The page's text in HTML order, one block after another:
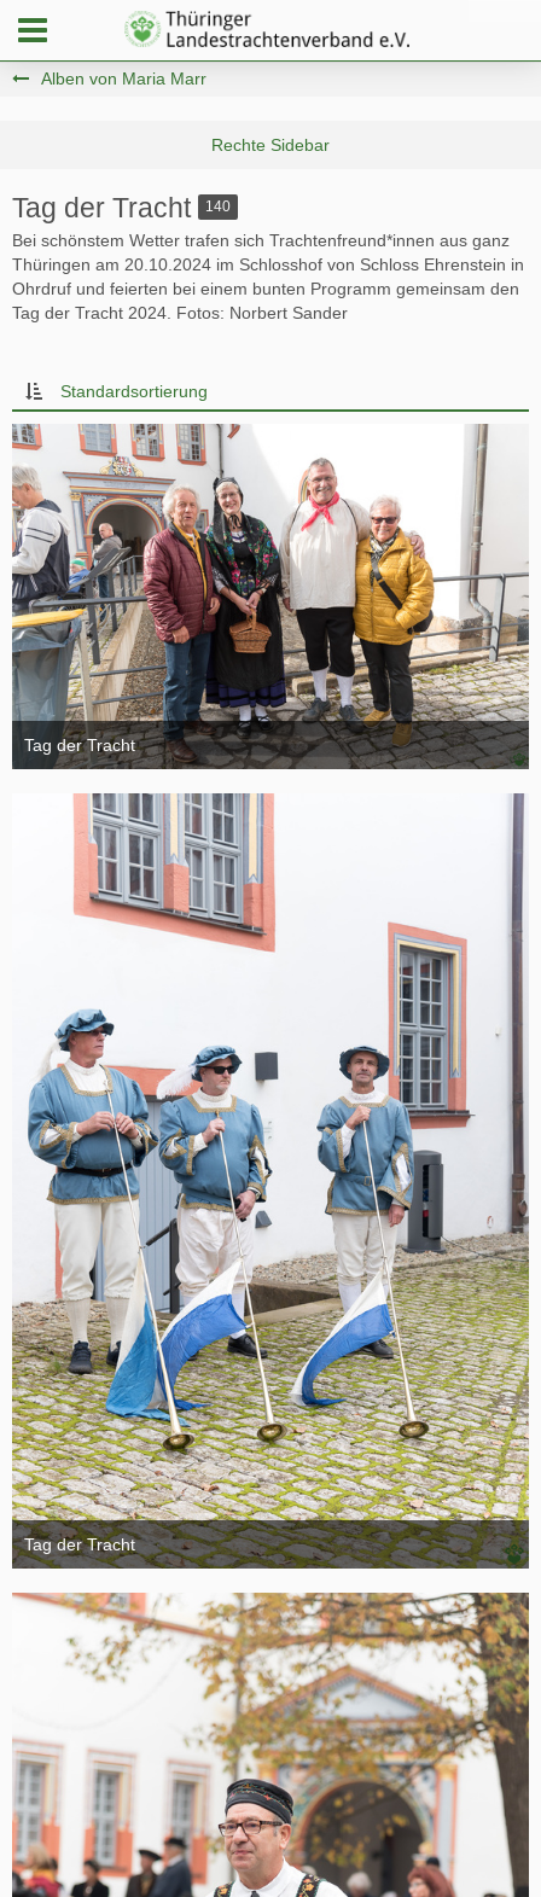
Alben von Maria Marr
Tag der Tracht 140
Bei schönstem Wetter trafen sich Trachtenfreund*innen aus ganz
Thüringen am 20.10.2024 im Schlosshof von Schloss Ehrenstein in
Ohrdruf und feierten bei einem bunten Programm gemeinsam den
Tag der Tracht 2024. Fotos: Norbert Sander
Standardsortierung
Tag der Tracht
6. November 2024
Tag der Tracht
6. November 2024